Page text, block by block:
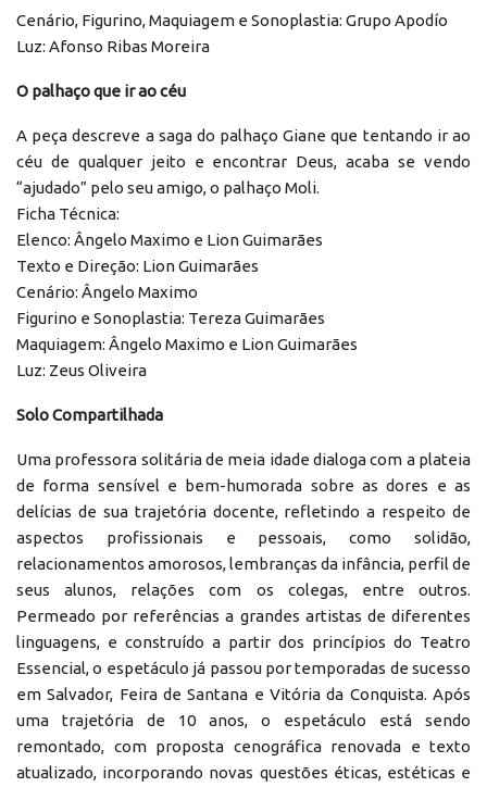
Cenário, Figurino, Maquiagem e Sonoplastia: Grupo Apodío
Luz: Afonso Ribas Moreira
O palhaço que ir ao céu
A peça descreve a saga do palhaço Giane que tentando ir ao
céu de qualquer jeito e encontrar Deus, acaba se vendo
“ajudado” pelo seu amigo, o palhaço Moli.
Ficha Técnica:
Elenco: Ângelo Maximo e Lion Guimarães
Texto e Direção: Lion Guimarães
Cenário: Ângelo Maximo
Figurino e Sonoplastia: Tereza Guimarães
Maquiagem: Ângelo Maximo e Lion Guimarães
Luz: Zeus Oliveira
Solo Compartilhada
Uma professora solitária de meia idade dialoga com a plateia
de forma sensível e bem-humorada sobre as dores e as
delícias de sua trajetória docente, refletindo a respeito de
aspectos profissionais e pessoais, como solidão,
relacionamentos amorosos, lembranças da infância, perfil de
seus alunos, relações com os colegas, entre outros.
Permeado por referências a grandes artistas de diferentes
linguagens, e construído a partir dos princípios do Teatro
Essencial, o espetáculo já passou por temporadas de sucesso
em Salvador, Feira de Santana e Vitória da Conquista. Após
uma trajetória de 10 anos, o espetáculo está sendo
remontado, com proposta cenográfica renovada e texto
atualizado, incorporando novas questões éticas, estéticas e